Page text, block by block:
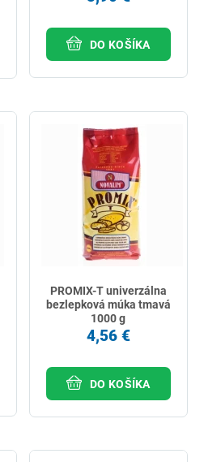
DO KOŠÍKA
PROMIX-T univerzálna
bezlepková múka tmavá
1000 g
4,56 €
DO KOŠÍKA